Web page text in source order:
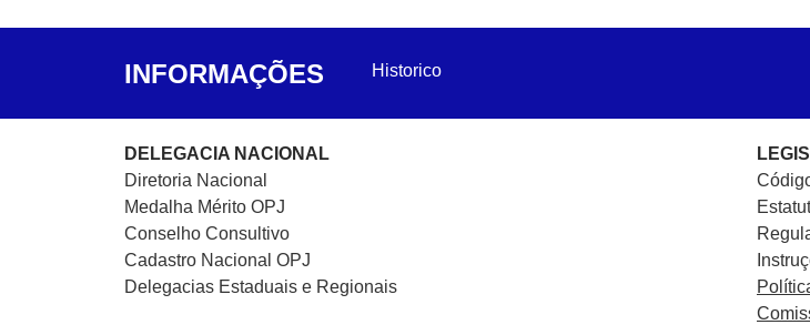
INFORMAÇÕES Historico
DELEGACIA NACIONAL
Diretoria Nacional
Medalha Mérito OPJ
Conselho Consultivo
Cadastro Nacional OPJ
Delegacias Estaduais e Regionais